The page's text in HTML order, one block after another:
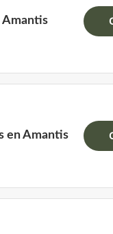
Amantis
en Amantis